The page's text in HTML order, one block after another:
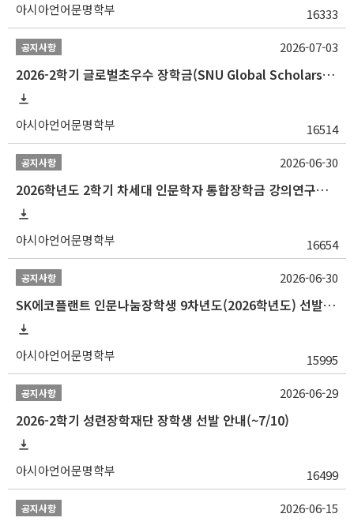
아시아언어문명학부 16333
공지사항
2026-2학기 글로벌초우수 장학금(SNU Global Scholarship, GS) 신청 안내(~7/12 23:00)
아시아언어문명학부 16514
2026-07-03
공지사항
2026학년도 2학기 차세대 인문학자 통합장학금 강의연구조교 선발 안내(~7/8)
아시아언어문명학부 16654
2026-06-30
공지사항
SK에코플랜트 인문나눔장학생 9차년도(2026학년도) 선발 안내(~7/20)
아시아언어문명학부 15995
2026-06-30
공지사항
2026-2학기 성련장학재단 장학생 선발 안내(~7/10)
아시아언어문명학부 16499
2026-06-29
공지사항 2026-06-15